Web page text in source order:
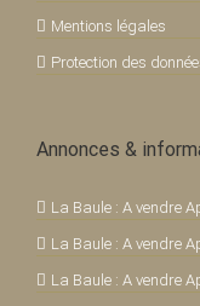
Mentions légales
Protection des
Annonces &
La Baule : A vendre
La Baule : A vendre
La Baule : A vendre